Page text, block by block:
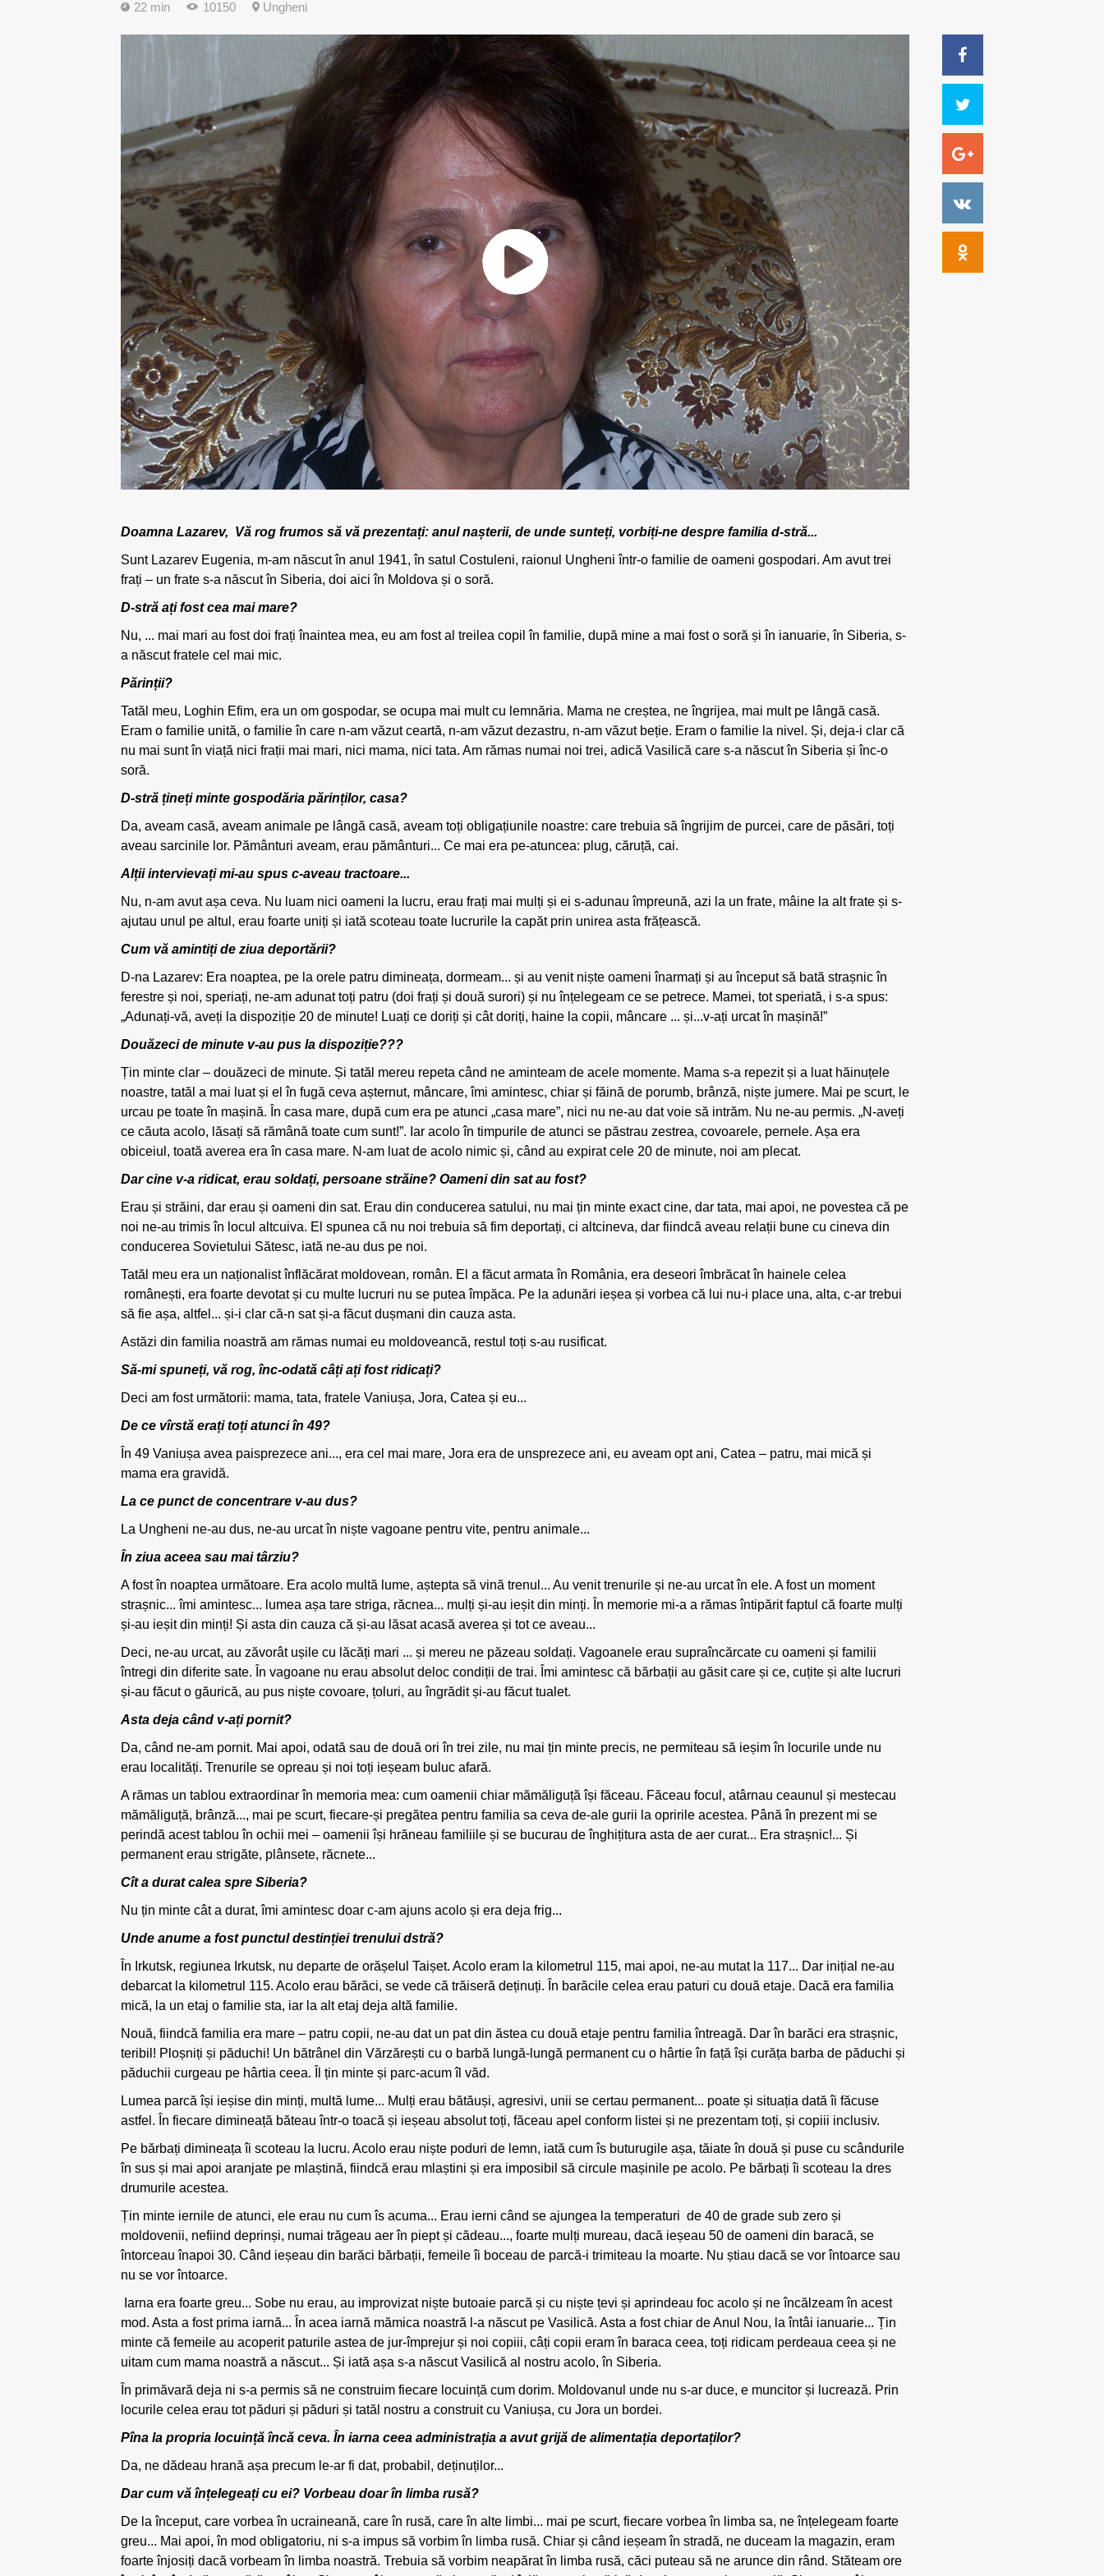
22 min 10150 Ungheni
Doamna Lazarev, Vă rog frumos să vă prezentați: anul nașterii, de unde sunteți, vorbiți-ne despre familia d-stră...
Sunt Lazarev Eugenia, m-am născut în anul 1941, în satul Costuleni, raionul Ungheni într-o familie de oameni gospodari. Am avut trei
frați – un frate s-a născut în Siberia, doi aici în Moldova și o soră.
D-stră ați fost cea mai mare?
Nu, ... mai mari au fost doi frați înaintea mea, eu am fost al treilea copil în familie, după mine a mai fost o soră și în ianuarie, în Siberia, s-
a născut fratele cel mai mic.
Părinții?
Tatăl meu, Loghin Efim, era un om gospodar, se ocupa mai mult cu lemnăria. Mama ne creștea, ne îngrijea, mai mult pe lângă casă.
Eram o familie unită, o familie în care n-am văzut ceartă, n-am văzut dezastru, n-am văzut beție. Eram o familie la nivel. Și, deja-i clar că
nu mai sunt în viață nici frații mai mari, nici mama, nici tata. Am rămas numai noi trei, adică Vasilică care s-a născut în Siberia și înc-o
soră.
D-stră țineți minte gospodăria părinților, casa?
Da, aveam casă, aveam animale pe lângă casă, aveam toți obligațiunile noastre: care trebuia să îngrijim de purcei, care de păsări, toți
aveau sarcinile lor. Pământuri aveam, erau pământuri... Ce mai era pe-atuncea: plug, căruță, cai.
Alții intervievați mi-au spus c-aveau tractoare...
Nu, n-am avut așa ceva. Nu luam nici oameni la lucru, erau frați mai mulți și ei s-adunau împreună, azi la un frate, mâine la alt frate și s-
ajutau unul pe altul, erau foarte uniți și iată scoteau toate lucrurile la capăt prin unirea asta frățească.
Cum vă amintiți de ziua deportării?
D-na Lazarev: Era noaptea, pe la orele patru dimineața, dormeam... și au venit niște oameni înarmați și au început să bată strașnic în
ferestre și noi, speriați, ne-am adunat toți patru (doi frați și două surori) și nu înțelegeam ce se petrece. Mamei, tot speriată, i s-a spus:
„Adunați-vă, aveți la dispoziție 20 de minute! Luați ce doriți și cât doriți, haine la copii, mâncare ... și...v-ați urcat în mașină!”
Douăzeci de minute v-au pus la dispoziție???
Țin minte clar – douăzeci de minute. Și tatăl mereu repeta când ne aminteam de acele momente. Mama s-a repezit și a luat hăinuțele
noastre, tatăl a mai luat și el în fugă ceva așternut, mâncare, îmi amintesc, chiar și făină de porumb, brânză, niște jumere. Mai pe scurt, le
urcau pe toate în mașină. În casa mare, după cum era pe atunci „casa mare”, nici nu ne-au dat voie să intrăm. Nu ne-au permis. „N-aveți
ce căuta acolo, lăsați să rămână toate cum sunt!”. Iar acolo în timpurile de atunci se păstrau zestrea, covoarele, pernele. Așa era
obiceiul, toată averea era în casa mare. N-am luat de acolo nimic și, când au expirat cele 20 de minute, noi am plecat.
Dar cine v-a ridicat, erau soldați, persoane străine? Oameni din sat au fost?
Erau și străini, dar erau și oameni din sat. Erau din conducerea satului, nu mai țin minte exact cine, dar tata, mai apoi, ne povestea că pe
noi ne-au trimis în locul altcuiva. El spunea că nu noi trebuia să fim deportați, ci altcineva, dar fiindcă aveau relații bune cu cineva din
conducerea Sovietului Sătesc, iată ne-au dus pe noi.
Tatăl meu era un naționalist înflăcărat moldovean, român. El a făcut armata în România, era deseori îmbrăcat în hainele celea
românești, era foarte devotat și cu multe lucruri nu se putea împăca. Pe la adunări ieșea și vorbea că lui nu-i place una, alta, c-ar trebui
să fie așa, altfel... și-i clar că-n sat și-a făcut dușmani din cauza asta.
Astăzi din familia noastră am rămas numai eu moldoveancă, restul toți s-au rusificat.
Să-mi spuneți, vă rog, înc-odată câți ați fost ridicați?
Deci am fost următorii: mama, tata, fratele Vaniușa, Jora, Catea și eu...
De ce vîrstă erați toți atunci în 49?
În 49 Vaniușa avea paisprezece ani..., era cel mai mare, Jora era de unsprezece ani, eu aveam opt ani, Catea – patru, mai mică și
mama era gravidă.
La ce punct de concentrare v-au dus?
La Ungheni ne-au dus, ne-au urcat în niște vagoane pentru vite, pentru animale...
În ziua aceea sau mai târziu?
A fost în noaptea următoare. Era acolo multă lume, aștepta să vină trenul... Au venit trenurile și ne-au urcat în ele. A fost un moment
strașnic... îmi amintesc... lumea așa tare striga, răcnea... mulți și-au ieșit din minți. În memorie mi-a a rămas întipărit faptul că foarte mulți
și-au ieșit din minți! Și asta din cauza că și-au lăsat acasă averea și tot ce aveau...
Deci, ne-au urcat, au zăvorât ușile cu lăcăți mari ... și mereu ne păzeau soldați. Vagoanele erau supraîncărcate cu oameni și familii
întregi din diferite sate. În vagoane nu erau absolut deloc condiții de trai. Îmi amintesc că bărbații au găsit care și ce, cuțite și alte lucruri
și-au făcut o găurică, au pus niște covoare, țoluri, au îngrădit și-au făcut tualet.
Asta deja când v-ați pornit?
Da, când ne-am pornit. Mai apoi, odată sau de două ori în trei zile, nu mai țin minte precis, ne permiteau să ieșim în locurile unde nu
erau localități. Trenurile se opreau și noi toți ieșeam buluc afară.
A rămas un tablou extraordinar în memoria mea: cum oamenii chiar mămăliguță își făceau. Făceau focul, atârnau ceaunul și mestecau
mămăliguță, brânză..., mai pe scurt, fiecare-și pregătea pentru familia sa ceva de-ale gurii la opririle acestea. Până în prezent mi se
perindă acest tablou în ochii mei – oamenii își hrăneau familiile și se bucurau de înghițitura asta de aer curat... Era strașnic!... Și
permanent erau strigăte, plânsete, răcnete...
Cît a durat calea spre Siberia?
Nu țin minte cât a durat, îmi amintesc doar c-am ajuns acolo și era deja frig...
Unde anume a fost punctul destinției trenului dstră?
În Irkutsk, regiunea Irkutsk, nu departe de orășelul Taișet. Acolo eram la kilometrul 115, mai apoi, ne-au mutat la 117... Dar inițial ne-au
debarcat la kilometrul 115. Acolo erau bărăci, se vede că trăiseră deținuți. În barăcile celea erau paturi cu două etaje. Dacă era familia
mică, la un etaj o familie sta, iar la alt etaj deja altă familie.
Nouă, fiindcă familia era mare – patru copii, ne-au dat un pat din ăstea cu două etaje pentru familia întreagă. Dar în barăci era strașnic,
teribil! Ploșniți și păduchi! Un bătrânel din Vărzărești cu o barbă lungă-lungă permanent cu o hârtie în față își curăța barba de păduchi și
păduchii curgeau pe hârtia ceea. Îl țin minte și parc-acum îl văd.
Lumea parcă își ieșise din minți, multă lume... Mulți erau bătăuși, agresivi, unii se certau permanent... poate și situația dată îi făcuse
astfel. În fiecare dimineață băteau într-o toacă și ieșeau absolut toți, făceau apel conform listei și ne prezentam toți, și copiii inclusiv.
Pe bărbați dimineața îi scoteau la lucru. Acolo erau niște poduri de lemn, iată cum îs buturugile așa, tăiate în două și puse cu scândurile
în sus și mai apoi aranjate pe mlaștină, fiindcă erau mlaștini și era imposibil să circule mașinile pe acolo. Pe bărbați îi scoteau la dres
drumurile acestea.
Țin minte iernile de atunci, ele erau nu cum îs acuma... Erau ierni când se ajungea la temperaturi de 40 de grade sub zero și
moldovenii, nefiind deprinși, numai trăgeau aer în piept și cădeau..., foarte mulți mureau, dacă ieșeau 50 de oameni din baracă, se
întorceau înapoi 30. Când ieșeau din barăci bărbații, femeile îi boceau de parcă-i trimiteau la moarte. Nu știau dacă se vor întoarce sau
nu se vor întoarce.
Iarna era foarte greu... Sobe nu erau, au improvizat niște butoaie parcă și cu niște țevi și aprindeau foc acolo și ne încălzeam în acest
mod. Asta a fost prima iarnă... În acea iarnă mămica noastră l-a născut pe Vasilică. Asta a fost chiar de Anul Nou, la întâi ianuarie... Țin
minte că femeile au acoperit paturile astea de jur-împrejur și noi copiii, câți copii eram în baraca ceea, toți ridicam perdeaua ceea și ne
uitam cum mama noastră a născut... Și iată așa s-a născut Vasilică al nostru acolo, în Siberia.
În primăvară deja ni s-a permis să ne construim fiecare locuință cum dorim. Moldovanul unde nu s-ar duce, e muncitor și lucrează. Prin
locurile celea erau tot păduri și păduri și tatăl nostru a construit cu Vaniușa, cu Jora un bordei.
Pîna la propria locuință încă ceva. În iarna ceea administrația a avut grijă de alimentația deportaților?
Da, ne dădeau hrană așa precum le-ar fi dat, probabil, deținuților...
Dar cum vă înțelegeați cu ei? Vorbeau doar în limba rusă?
De la început, care vorbea în ucraineană, care în rusă, care în alte limbi... mai pe scurt, fiecare vorbea în limba sa, ne înțelegeam foarte
greu... Mai apoi, în mod obligatoriu, ni s-a impus să vorbim în limba rusă. Chiar și când ieșeam în stradă, ne duceam la magazin, eram
foarte înjosiți dacă vorbeam în limba noastră. Trebuia să vorbim neapărat în limba rusă, căci puteau să ne arunce din rând. Stăteam ore